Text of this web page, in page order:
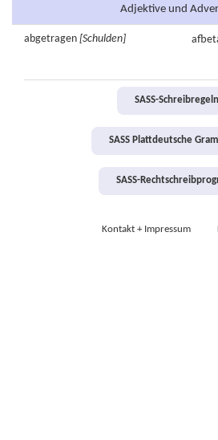
Adjektive und
abgetragen [Schulden]
SASS-Schreibregeln
SASS Plattdeutsche
SASS-
Kontakt + Impressum